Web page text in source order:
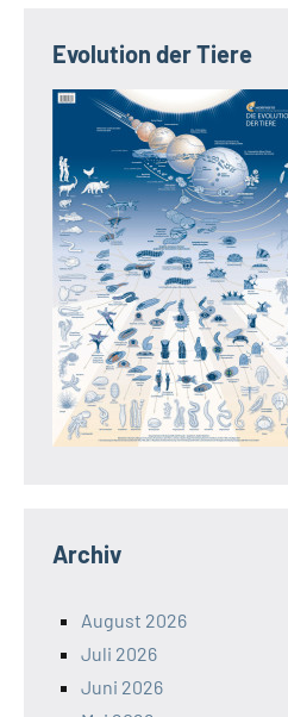
Evolution der Tiere
Archiv
August 2026
Juli 2026
Juni 2026